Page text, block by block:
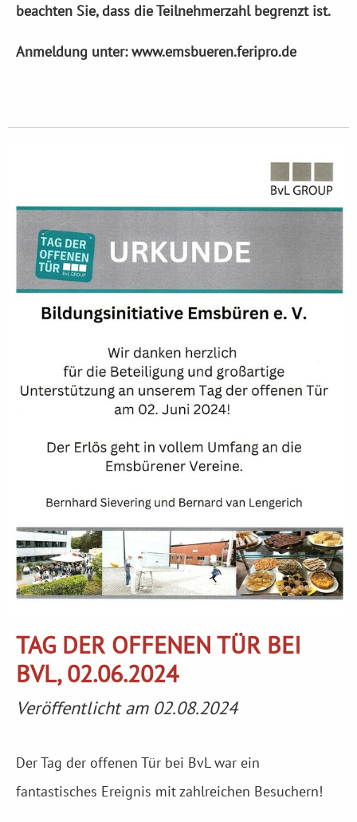
beachten Sie, dass die Teilnehmerzahl begrenzt ist.
Anmeldung unter: www.emsbueren.feripro.de
TAG DER OFFENEN TÜR BEI
BVL, 02.06.2024
Veröffentlicht am 02.08.2024
Der Tag der offenen Tür bei BvL war ein
fantastisches Ereignis mit zahlreichen Besuchern!